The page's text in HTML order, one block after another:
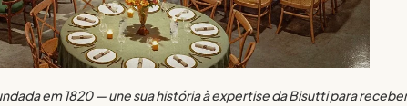
em 1820 — une sua história à expertise da Bisutti para receber